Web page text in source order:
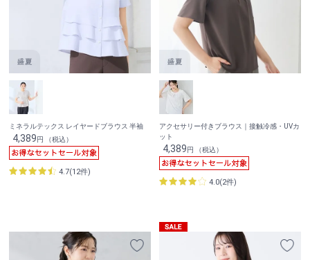
ミネラルテックス レイヤードブラウス 半袖
4,389円 （税込）
4.7(12件)
アクセサリー付きブラウス｜接触冷感・UVカ
ット
4,389円 （税込）
4.0(2件)